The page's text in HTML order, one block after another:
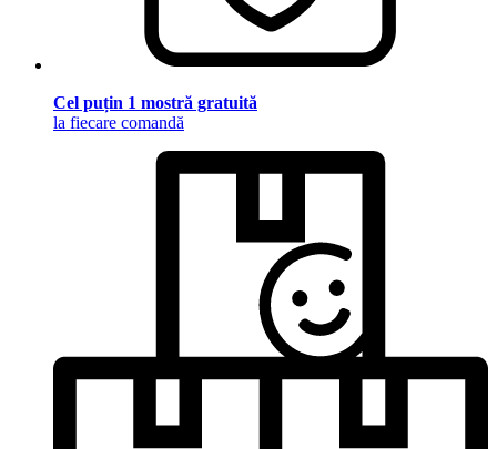
Cel puțin 1 mostră gratuită
la fiecare comandă